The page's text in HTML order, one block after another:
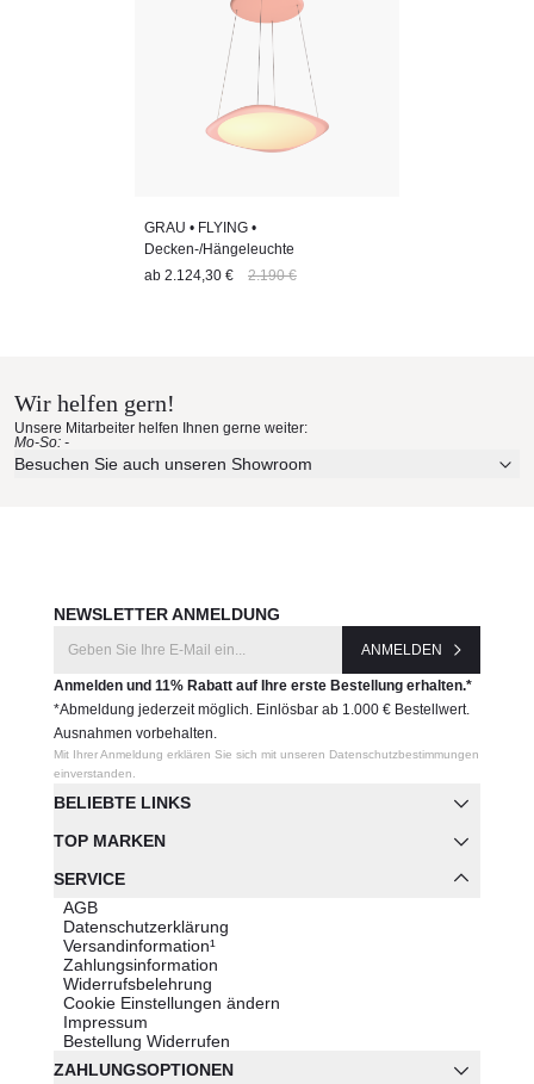
GRAU • FLYING •
Decken-/Hängeleuchte
ab 2.124,30 € 2.190 €
Wir helfen gern!
Unsere Mitarbeiter helfen Ihnen gerne weiter:
Mo-So: -
Besuchen Sie auch unseren Showroom
BELIEBTE LINKS
TOP MARKEN
SERVICE
AGB
Datenschutzerklärung
Versandinformation¹
Zahlungsinformation
Widerrufsbelehrung
Cookie Einstellungen ändern
Impressum
Bestellung Widerrufen
NEWSLETTER ANMELDUNG
ANMELDEN
Anmelden und 11% Rabatt auf Ihre erste Bestellung erhalten.*
*Abmeldung jederzeit möglich. Einlösbar ab 1.000 € Bestellwert.
Ausnahmen vorbehalten.
Mit Ihrer Anmeldung erklären Sie sich mit unseren Datenschutzbestimmungen
einverstanden.
ZAHLUNGSOPTIONEN